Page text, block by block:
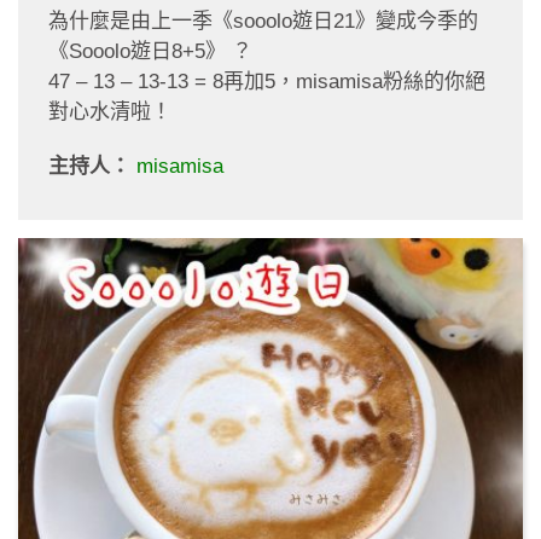
為什麼是由上一季《sooolo遊日21》變成今季的
《Sooolo遊日8+5》 ？
47 – 13 – 13-13 = 8再加5，misamisa粉絲的你絕
對心水清啦！
主持人： misamisa